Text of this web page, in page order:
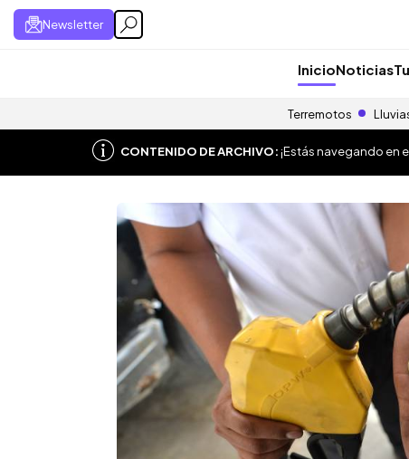
Newsletter
InicioNoticias
Terremotos
CONTENIDO DE ARCHIVO:¡Estás navegando en